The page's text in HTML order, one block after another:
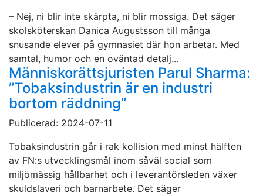
– Nej, ni blir inte skärpta, ni blir mossiga. Det säger
skolsköterskan Danica Augustsson till många
snusande elever på gymnasiet där hon arbetar. Med
samtal, humor och en oväntad detalj...
Människorättsjuristen Parul Sharma:
”Tobaksindustrin är en industri
bortom räddning”
Publicerad: 2024-07-11
Tobaksindustrin går i rak kollision med minst hälften
av FN:s utvecklingsmål inom såväl social som
miljömässig hållbarhet och i leverantörsleden växer
skuldslaveri och barnarbete. Det säger